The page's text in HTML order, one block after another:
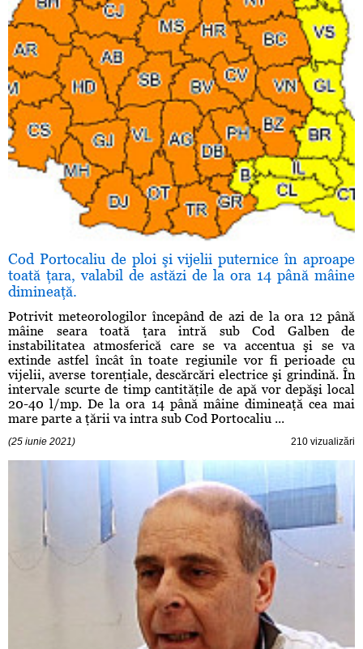
Cod Portocaliu de ploi şi vijelii puternice în aproape
toată ţara, valabil de astăzi de la ora 14 până mâine
dimineaţă.
Potrivit meteorologilor începând de azi de la ora 12 până
mâine seara toată ţara intră sub Cod Galben de
instabilitatea atmosferică care se va accentua şi se va
extinde astfel încât în toate regiunile vor fi perioade cu
vijelii, averse torenţiale, descărcări electrice şi grindină. În
intervale scurte de timp cantităţile de apă vor depăşi local
20-40 l/mp. De la ora 14 până mâine dimineaţă cea mai
mare parte a ţării va intra sub Cod Portocaliu ...
(25 iunie 2021) 210 vizualizări